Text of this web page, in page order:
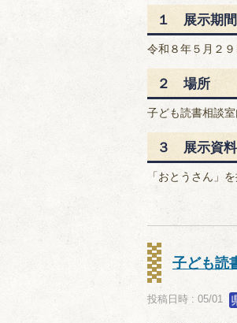
１ 展示期間
令和８年５月２
２ 場所
子ども読書相談
３ 展示資料
「おとうさん」
子ども読
投稿日時 : 05/01